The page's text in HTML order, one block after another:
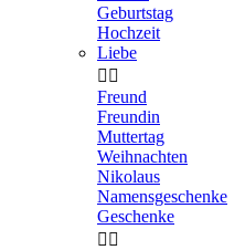
Geburtstag
Hochzeit
Liebe
 
Freund
Freundin
Muttertag
Weihnachten
Nikolaus
Namensgeschenke
Geschenke
 